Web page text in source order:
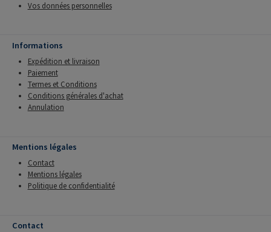
Vos données personnelles
Informations
Expédition et livraison
Paiement
Termes et Conditions
Conditions générales d'achat
Annulation
Mentions légales
Contact
Mentions légales
Politique de confidentialité
Contact